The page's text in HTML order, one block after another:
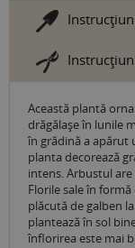
Această plantă
drăgălașe în lunile
în grădină a apărut
planta decorează
intens. Arbustul
Florile sale în
plăcută de galben
plantează în sol
înflorirea este mai